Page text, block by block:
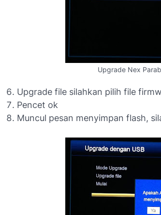
Upgrade Nex
Upgrade file silahkan pilih file
Pencet ok
Muncul pesan menyimpan flash,